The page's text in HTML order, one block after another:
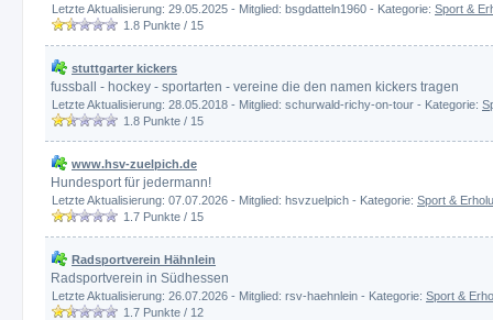
Letzte Aktualisierung: 29.05.2025 - Mitglied: bsgdatteln1960 - Kategorie: Sport &
1.8 Punkte / 15
stuttgarter kickers
fussball - hockey - sportarten - vereine die den namen kickers tragen
Letzte Aktualisierung: 28.05.2018 - Mitglied: schurwald-richy-on-tour - Kategorie:
1.8 Punkte / 15
www.hsv-zuelpich.de
Hundesport für jedermann!
Letzte Aktualisierung: 07.07.2026 - Mitglied: hsvzuelpich - Kategorie: Sport &
1.7 Punkte / 15
Radsportverein Hähnlein
Radsportverein in Südhessen
Letzte Aktualisierung: 26.07.2026 - Mitglied: rsv-haehnlein - Kategorie: Sport &
1.7 Punkte / 12